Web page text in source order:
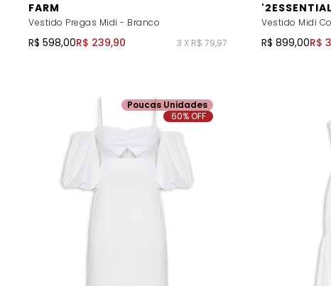
FARM
Vestido Pregas Midi - Branco
R$ 598,00R$ 239,90 3 X R$ 79,97
'2ESSENTIAL
Vestido Midi
R$ 899,00R$
Poucas Unidades
60% OFF